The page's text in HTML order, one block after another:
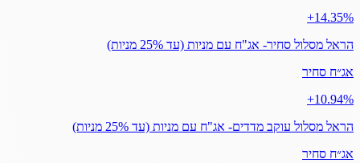
‎+14.35%
הראל מסלול סחיר- אג"ח עם מניות (עד 25% מניות)
אג״ח סחיר
‎+10.94%
הראל מסלול עוקב מדדים- אג"ח עם מניות (עד 25% מניות)
אג״ח סחיר